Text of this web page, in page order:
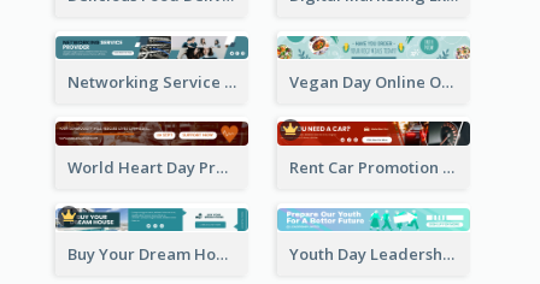
Networking Service Provider Banner Ad Vegan Day Online Order Banner Ad
World Heart Day Promote Banner Ad Rent Car Promotion Banner Ad
Buy Your Dream House Banner Ad Youth Day Leadership Webinar Banner Ad